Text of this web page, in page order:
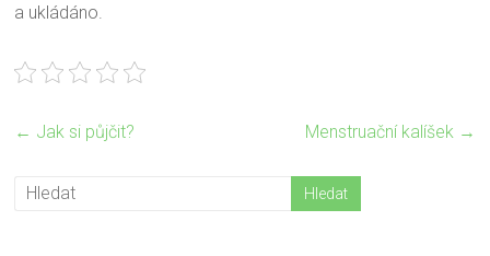
a ukládáno.
← Jak si půjčit? Menstruační kalíšek →